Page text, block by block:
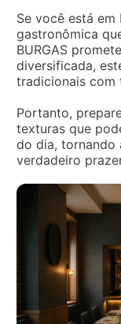
Se você está em
gastronômica
BURGAS
diversificada,
tradicionais com
Portanto,
texturas que
do dia, tornando
verdadeiro